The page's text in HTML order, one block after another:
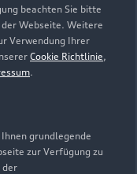
beachten Sie bitte
Webseite. Weitere
Verwendung Ihrer
Cookie Richtlinie,
.
grundlegende
zur Verfügung zu
der